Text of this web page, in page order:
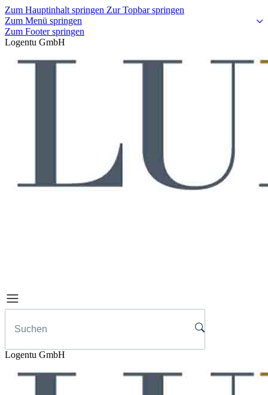
Zum Hauptinhalt springen Zur Topbar springen
Zum Menü springen
Zum Footer springen
Logentu GmbH
Logentu GmbH